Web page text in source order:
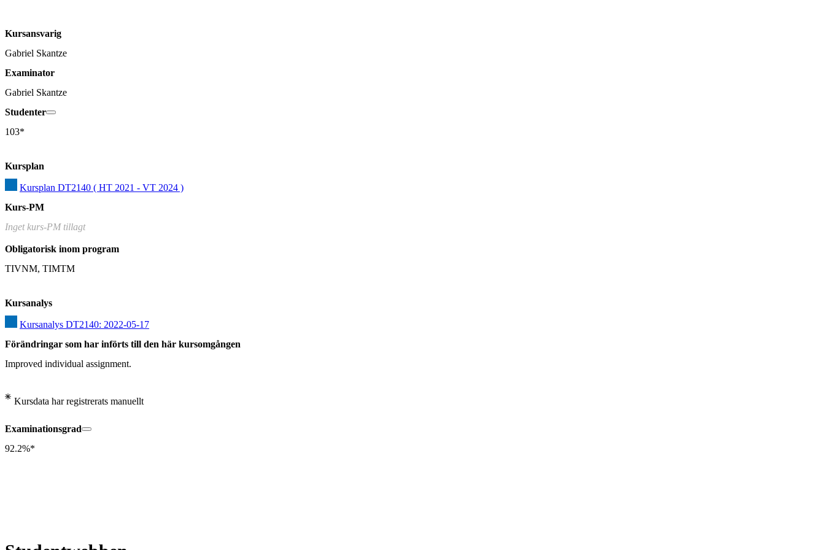
Kursansvarig
Gabriel Skantze
Examinator
Gabriel Skantze
Studenter
103*
Kursplan
Kursplan DT2140 ( HT 2021 - VT 2024 )
Kurs-PM
Inget kurs-PM tillagt
Obligatorisk inom program
TIVNM, TIMTM
Kursanalys
Kursanalys DT2140: 2022-05-17
Förändringar som har införts till den här kursomgången
Improved individual assignment.
Kursdata har registrerats manuellt
Examinationsgrad
92.2%*